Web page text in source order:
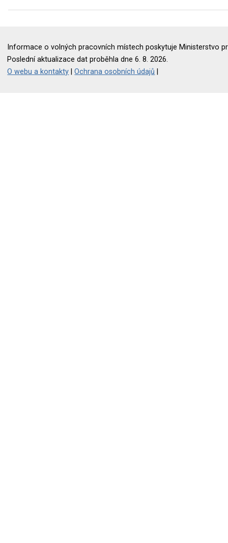
Informace o volných pracovních místech poskytuje Ministerstvo
Poslední aktualizace dat proběhla dne 6. 8. 2026.
O webu a kontakty |Ochrana osobních údajů